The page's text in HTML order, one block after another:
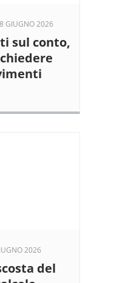
GIUGNO 2026
sul conto,
2026
del